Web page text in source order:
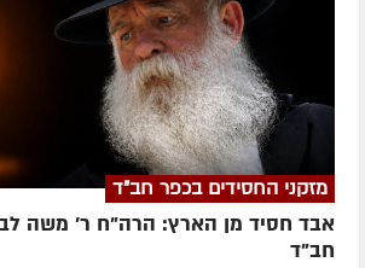
מזקני החסידים בכפר חב"ד
אבד חסיד מן הארץ: הרה"ח ר' משה
חב"ד